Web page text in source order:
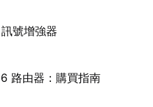
號增強器
路由器：購買指南